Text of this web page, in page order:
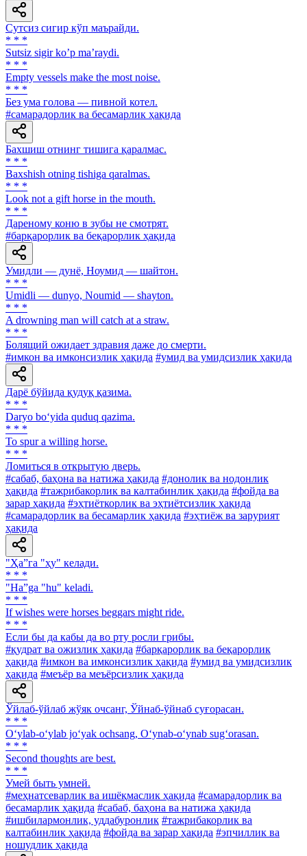
Сутсиз сигир кўп маърайди.
* * *
Sutsiz sigir koʼp maʼraydi.
* * *
Empty vessels make the most noise.
* * *
Без ума голова — пивной котел.
#самарадорлик ва бесамарлик ҳақида
Бахшиш отнинг тишига қаралмас.
* * *
Baxshish otning tishiga qaralmas.
* * *
Look not a gift horse in the mouth.
* * *
Дареному коню в зубы не смотрят.
#барқарорлик ва беқарорлик ҳақида
Умидли — дунё, Ноумид — шайтон.
* * *
Umidli — dunyo, Noumid — shayton.
* * *
A drowning man will catch at a straw.
* * *
Болящий ожидает здравия даже до смерти.
#имкон ва имконсизлик ҳақида #умид ва умидсизлик ҳақида
Дарё бўйида қудуқ қазима.
* * *
Daryo bo‘yida quduq qazima.
* * *
To spur a willing horse.
* * *
Ломиться в открытую дверь.
#сабаб, баҳона ва натижа ҳақида #донолик ва нодонлик
ҳақида #тажрибакорлик ва калтабинлик ҳақида #фойда ва
зарар ҳақида #эҳтиёткорлик ва эҳтиётсизлик ҳақида
#самарадорлик ва бесамарлик ҳақида #эҳтиёж ва зарурият
ҳақида
"Ҳа”га "ҳу" келади.
* * *
"Ha”ga "hu" keladi.
* * *
If wishes were horses beggars might ride.
* * *
Если бы да кабы да во рту росли грибы.
#қудрат ва ожизлик ҳақида #барқарорлик ва беқарорлик
ҳақида #имкон ва имконсизлик ҳақида #умид ва умидсизлик
ҳақида #меъёр ва меъёрсизлик ҳақида
Ўйлаб-ўйлаб жўяк очсанг, Ўйнаб-ўйнаб суғорасан.
* * *
O‘ylab-o‘ylab jo‘yak ochsang, O‘ynab-o‘ynab sug‘orasan.
* * *
Second thoughts are best.
* * *
Умей быть умней.
#меҳнатсеварлик ва ишёқмаслик ҳақида #самарадорлик ва
бесамарлик ҳақида #сабаб, баҳона ва натижа ҳақида
#ишбилармонлик, уддабуронлик #тажрибакорлик ва
калтабинлик ҳақида #фойда ва зарар ҳақида #эпчиллик ва
ношудлик ҳақида